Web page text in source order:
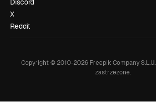
Discord
X
Reddit
Copyright © 2010-2026Freepik Company S.L.U.
zastrzeżone.